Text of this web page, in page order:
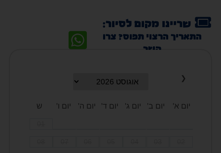
שריינו מקום לסיור:
התאריך הרצוי תפוס? צרו
קשר
❮
יום א' יום ב' יום ג' יום ד' יום ה' יום ו' ש